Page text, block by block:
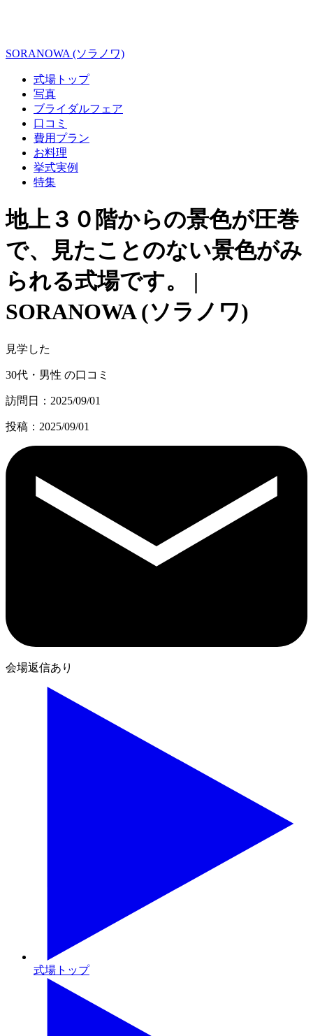
SORANOWA (ソラノワ)
式場トップ
写真
ブライダルフェア
口コミ
費用プラン
お料理
挙式実例
特集
地上３０階からの景色が圧巻
で、見たことのない景色がみ
られる式場です。 |
SORANOWA (ソラノワ)
見学した
30代・男性 の口コミ
訪問日：2025/09/01
投稿：2025/09/01
会場返信あり
式場トップ